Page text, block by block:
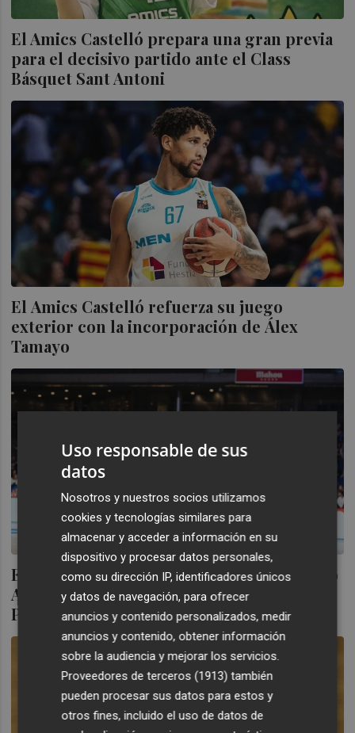
El Amics Castelló prepara una gran previa
para el decisivo partido ante el Class
Básquet Sant Antoni
El Amics Castelló refuerza su juego
exterior con la incorporación de Álex
Tamayo
El Amics sella su confianza en el canterano
Andrés Roig un año más para "volver" a
Primera FEB
Uso responsable de sus
datos
Nosotros y nuestros socios utilizamos
cookies y tecnologías similares para
almacenar y acceder a información en su
dispositivo y procesar datos personales,
como su dirección IP, identificadores únicos
y datos de navegación, para ofrecer
anuncios y contenido personalizados, medir
anuncios y contenido, obtener información
sobre la audiencia y mejorar los servicios.
Proveedores de terceros (1913) también
pueden procesar sus datos para estos y
otros fines, incluido el uso de datos de